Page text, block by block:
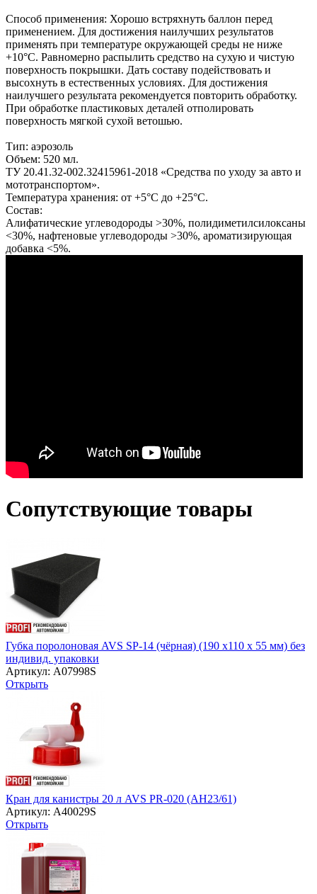
Способ применения: Хорошо встряхнуть баллон перед
применением. Для достижения наилучших результатов
применять при температуре окружающей среды не ниже
+10°С. Равномерно распылить средство на сухую и чистую
поверхность покрышки. Дать составу подействовать и
высохнуть в естественных условиях. Для достижения
наилучшего результата рекомендуется повторить обработку.
При обработке пластиковых деталей отполировать
поверхность мягкой сухой ветошью.
Тип: аэрозоль
Объем: 520 мл.
ТУ 20.41.32-002.32415961-2018 «Средства по уходу за авто и
мототранспортом».
Температура хранения: от +5°С до +25°С.
Состав:
Алифатические углеводороды >30%, полидиметилсилоксаны
<30%, нафтеновые углеводороды >30%, ароматизирующая
добавка <5%.
Сопутствующие товары
Губка поролоновая AVS SP-14 (чёрная) (190 x110 x 55 мм) без
индивид. упаковки
Артикул: A07998S
Открыть
Кран для канистры 20 л AVS PR-020 (AH23/61)
Артикул: A40029S
Открыть